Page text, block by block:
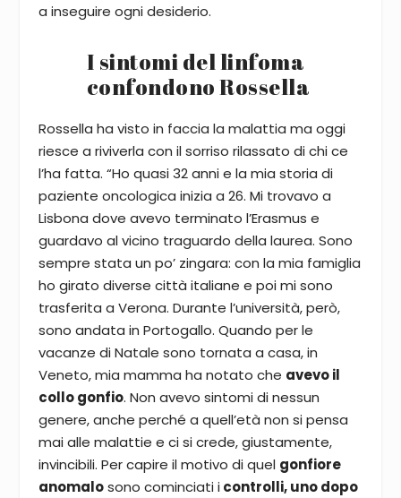
a inseguire ogni desiderio.
I sintomi del linfoma
confondono Rossella
Rossella ha visto in faccia la malattia ma oggi
riesce a riviverla con il sorriso rilassato di chi ce
l’ha fatta. “Ho quasi 32 anni e la mia storia di
paziente oncologica inizia a 26. Mi trovavo a
Lisbona dove avevo terminato l’Erasmus e
guardavo al vicino traguardo della laurea. Sono
sempre stata un po’ zingara: con la mia famiglia
ho girato diverse città italiane e poi mi sono
trasferita a Verona. Durante l’università, però,
sono andata in Portogallo. Quando per le
vacanze di Natale sono tornata a casa, in
Veneto, mia mamma ha notato che avevo il
collo gonfio. Non avevo sintomi di nessun
genere, anche perché a quell’età non si pensa
mai alle malattie e ci si crede, giustamente,
invincibili. Per capire il motivo di quel gonfiore
anomalosono cominciati icontrolli, uno dopo